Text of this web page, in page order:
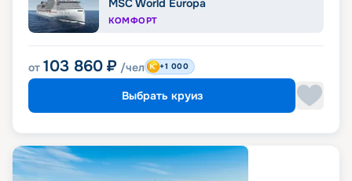
MSC World Europa
КОМФОРТ
от 103 860 ₽ /чел +1 000
Выбрать круиз